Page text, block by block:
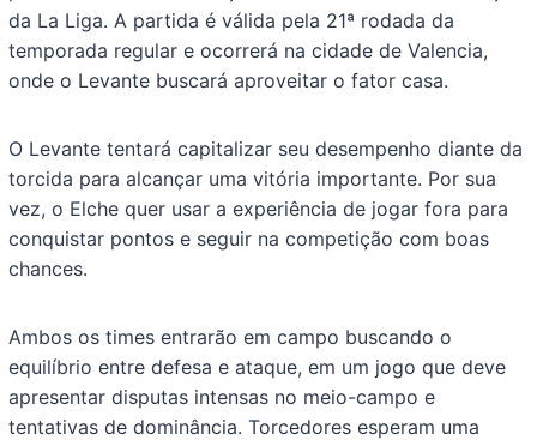
da La Liga. A partida é válida pela 21ª rodada da
temporada regular e ocorrerá na cidade de Valencia,
onde o Levante buscará aproveitar o fator casa.
O Levante tentará capitalizar seu desempenho diante da
torcida para alcançar uma vitória importante. Por sua
vez, o Elche quer usar a experiência de jogar fora para
conquistar pontos e seguir na competição com boas
chances.
Ambos os times entrarão em campo buscando o
equilíbrio entre defesa e ataque, em um jogo que deve
apresentar disputas intensas no meio-campo e
tentativas de dominância. Torcedores esperam uma